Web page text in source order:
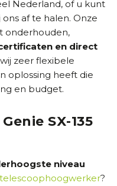
Nederland, of u kunt
af te halen. Onze
onderhouden,
en direct
zeer flexibele
oplossing heeft die
en budget.
SX-135
niveau
telescoophoogwerker?